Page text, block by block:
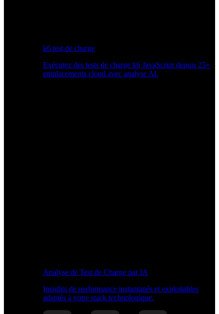
k6 test de charge
Exécutez des tests de charge k6 JavaScript depuis 25+
emplacements cloud avec analyse AI.
Analyse de Test de Charge par IA
Insights de performance instantanés et exploitables
adaptés à votre stack technologique.